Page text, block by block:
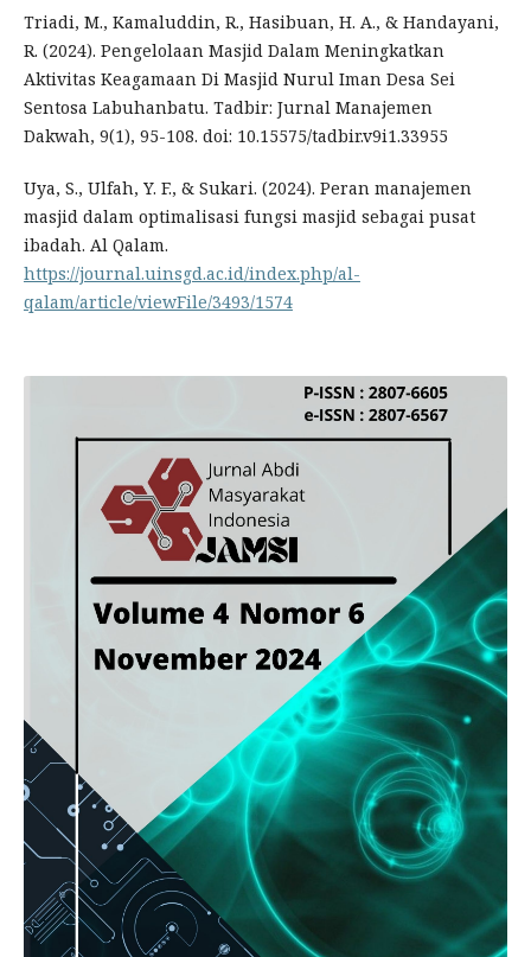
Triadi, M., Kamaluddin, R., Hasibuan, H. A., & Handayani,
R. (2024). Pengelolaan Masjid Dalam Meningkatkan
Aktivitas Keagamaan Di Masjid Nurul Iman Desa Sei
Sentosa Labuhanbatu. Tadbir: Jurnal Manajemen
Dakwah, 9(1), 95-108. doi: 10.15575/tadbir.v9i1.33955
Uya, S., Ulfah, Y. F., & Sukari. (2024). Peran manajemen
masjid dalam optimalisasi fungsi masjid sebagai pusat
ibadah. Al Qalam.
https://journal.uinsgd.ac.id/index.php/al-
qalam/article/viewFile/3493/1574